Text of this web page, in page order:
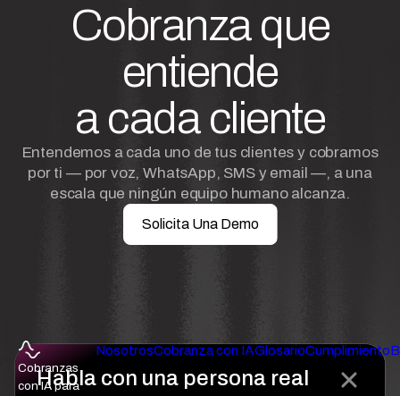
Habla con una persona real
Cobranza que
entiende
a cada cliente
Entendemos a cada uno de tus clientes y cobramos
por ti — por voz, WhatsApp, SMS y email —, a una
escala que ningún equipo humano alcanza.
Solicita Una Demo
Cobranzas
con IA para
NosotrosCobranza con IAGlosarioCumplimiento